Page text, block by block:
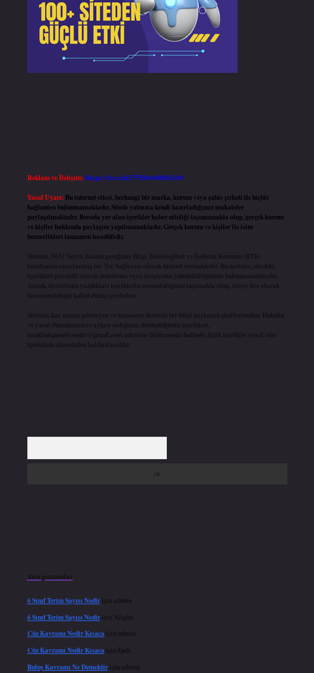
Reklam ve İletişim:Skype: live:.cid.575569c608265c69
Yasal Uyarı: Bu internet sitesi, herhangi bir marka, kurum veya şahıs şirketi ile hiçbir
bağlantısı bulunmamaktadır. Sitede yalnızca kendi hazırladığımız makaleler
paylaşılmaktadır. Burada yer alan içerikler haber niteliği taşımamakta olup, gerçek kurum
ve kişiler hakkında paylaşım yapılmamaktadır. Gerçek kurum ve kişiler ile isim
benzerlikleri tamamen tesadüfidir.
Sitemiz, 5651 Sayılı Kanun gereğince Bilgi Teknolojileri ve İletişim Kurumu (BTK)
tarafından onaylanmış bir Yer Sağlayıcı olarak hizmet vermektedir. Bu nedenle, sitedeki
içerikleri proaktif olarak denetleme veya araştırma yükümlülüğümüz bulunmamaktadır.
Ancak, üyelerimiz yazdıkları içeriklerin sorumluluğunu taşımakta olup, siteye üye olarak
bu sorumluluğu kabul etmiş sayılırlar.
Sitemiz, kar amacı gütmeyen ve tamamen ücretsiz bir bilgi paylaşım platformudur. Hukuka
ve yasal düzenlemelere aykırı olduğunu düşündüğünüz içerikleri,
backlinkpanelicomtr@gmail.com adresine bildirmeniz halinde, ilgili içerikler yasal süre
içerisinde sitemizden kaldırılacaktır.
Son yorumlar
6 Sınıf Terim Sayısı Nediriçin admin
6 Sınıf Terim Sayısı Nediriçin Nilgün
Cüz Kavramı Nedir Kısacaiçin admin
Cüz Kavramı Nedir Kısacaiçin
İpek
Buluş Kavramı Ne Demektiriçin admin